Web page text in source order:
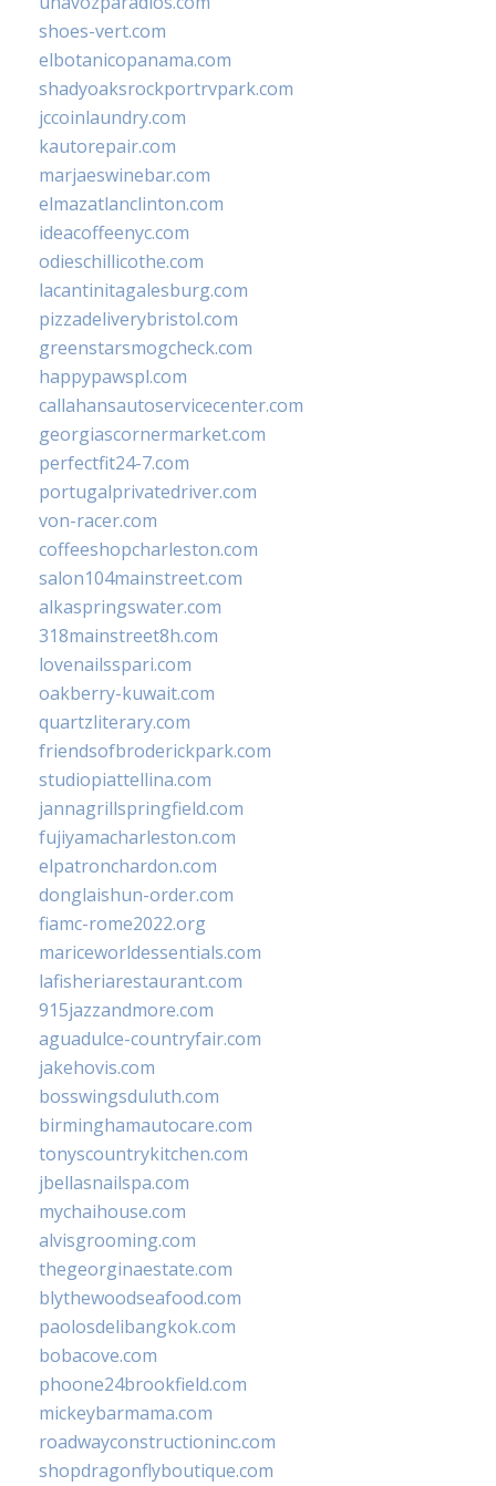
shoes-vert.com
elbotanicopanama.com
shadyoaksrockportrvpark.com
jccoinlaundry.com
kautorepair.com
marjaeswinebar.com
elmazatlanclinton.com
ideacoffeenyc.com
odieschillicothe.com
lacantinitagalesburg.com
pizzadeliverybristol.com
greenstarsmogcheck.com
happypawspl.com
callahansautoservicecenter.com
georgiascornermarket.com
perfectfit24-7.com
portugalprivatedriver.com
von-racer.com
coffeeshopcharleston.com
salon104mainstreet.com
alkaspringswater.com
318mainstreet8h.com
lovenailsspari.com
oakberry-kuwait.com
quartzliterary.com
friendsofbroderickpark.com
studiopiattellina.com
jannagrillspringfield.com
fujiyamacharleston.com
elpatronchardon.com
donglaishun-order.com
fiamc-rome2022.org
mariceworldessentials.com
lafisheriarestaurant.com
915jazzandmore.com
aguadulce-countryfair.com
jakehovis.com
bosswingsduluth.com
birminghamautocare.com
tonyscountrykitchen.com
jbellasnailspa.com
mychaihouse.com
alvisgrooming.com
thegeorginaestate.com
blythewoodseafood.com
paolosdelibangkok.com
bobacove.com
phoone24brookfield.com
mickeybarmama.com
roadwayconstructioninc.com
shopdragonflyboutique.com